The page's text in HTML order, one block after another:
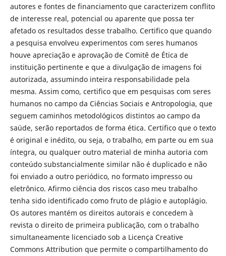
autores e fontes de financiamento que caracterizem conflito
de interesse real, potencial ou aparente que possa ter
afetado os resultados desse trabalho. Certifico que quando
a pesquisa envolveu experimentos com seres humanos
houve apreciação e aprovação de Comitê de Ética de
instituição pertinente e que a divulgação de imagens foi
autorizada, assumindo inteira responsabilidade pela
mesma. Assim como, certifico que em pesquisas com seres
humanos no campo da Ciências Sociais e Antropologia, que
seguem caminhos metodológicos distintos ao campo da
saúde, serão reportados de forma ética. Certifico que o texto
é original e inédito, ou seja, o trabalho, em parte ou em sua
íntegra, ou qualquer outro material de minha autoria com
conteúdo substancialmente similar não é duplicado e não
foi enviado a outro periódico, no formato impresso ou
eletrônico. Afirmo ciência dos riscos caso meu trabalho
tenha sido identificado como fruto de plágio e autoplágio.
Os autores mantém os direitos autorais e concedem à
revista o direito de primeira publicação, com o trabalho
simultaneamente licenciado sob a Licença Creative
Commons Attribution que permite o compartilhamento do